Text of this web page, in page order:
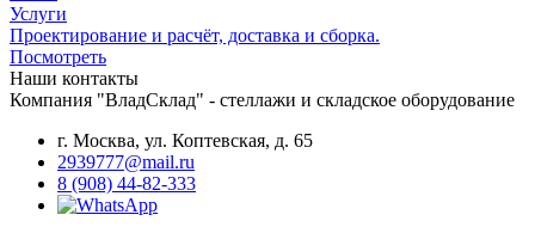
Услуги
Проектирование и расчёт, доставка и сборка.
Посмотреть
Наши контакты
Компания "ВладСклад" - стеллажи и складское оборудование
г. Москва, ул. Коптевская, д. 65
2939777@mail.ru
8 (908) 44-82-333